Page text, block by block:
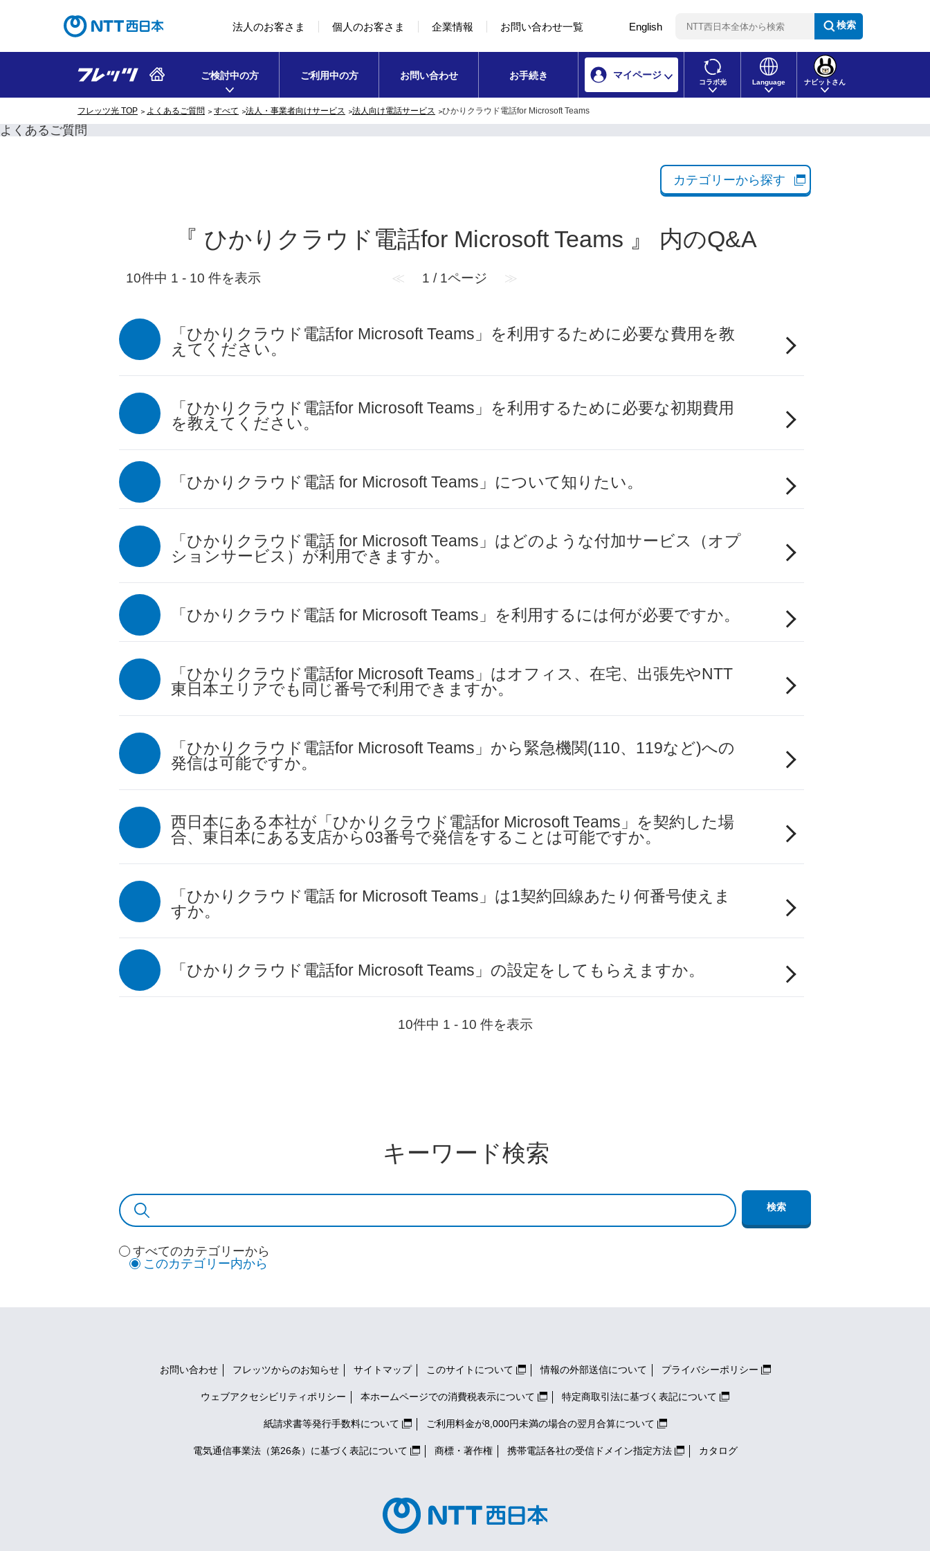
コンテンツのリンクナビゲーションへ移動
法人のお客さま 個人のお客さま 企業情報 お問い合わせ一覧 English 検索
ご検討中の方 ご利用中の方 お問い合わせ お手続き マイページ
コラボ光 Language ナビットさん
フレッツ光 TOP よくあるご質問 すべて 法人・事業者向けサービス 法人向け電話サービス ひかりクラウド電話for Microsoft Teams
よくあるご質問
カテゴリーから探す
『 ひかりクラウド電話for Microsoft Teams 』 内のQ&A
10件中 1 - 10 件を表示 ≪ 1 / 1ページ ≫
「ひかりクラウド電話for Microsoft Teams」を利用するために必要な費用を教
えてください。
「ひかりクラウド電話for Microsoft Teams」を利用するために必要な初期費用
を教えてください。
「ひかりクラウド電話 for Microsoft Teams」について知りたい。
「ひかりクラウド電話 for Microsoft Teams」はどのような付加サービス（オプ
ションサービス）が利用できますか。
「ひかりクラウド電話 for Microsoft Teams」を利用するには何が必要ですか。
「ひかりクラウド電話for Microsoft Teams」はオフィス、在宅、出張先やNTT
東日本エリアでも同じ番号で利用できますか。
「ひかりクラウド電話for Microsoft Teams」から緊急機関(110、119など)への
発信は可能ですか。
西日本にある本社が「ひかりクラウド電話for Microsoft Teams」を契約した場
合、東日本にある支店から03番号で発信をすることは可能ですか。
「ひかりクラウド電話 for Microsoft Teams」は1契約回線あたり何番号使えま
すか。
「ひかりクラウド電話for Microsoft Teams」の設定をしてもらえますか。
10件中 1 - 10 件を表示
キーワード検索
すべてのカテゴリーから
このカテゴリー内から
お問い合わせ フレッツからのお知らせ サイトマップ このサイトについて 情報の外部送信について プライバシーポリシー
ウェブアクセシビリティポリシー 本ホームページでの消費税表示について 特定商取引法に基づく表記について
紙請求書等発行手数料について ご利用料金が8,000円未満の場合の翌月合算について
電気通信事業法（第26条）に基づく表記について 商標・著作権 携帯電話各社の受信ドメイン指定方法 カタログ